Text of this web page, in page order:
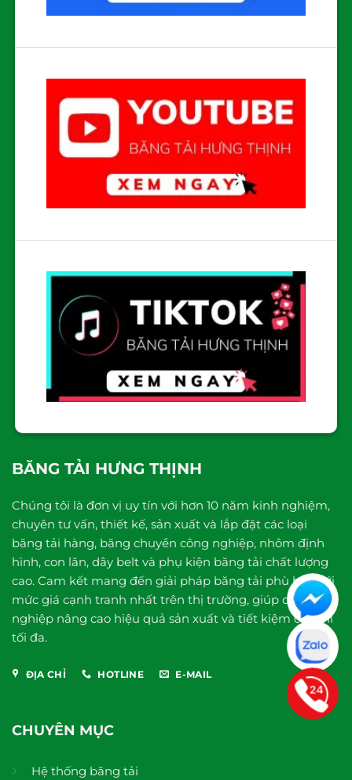
BĂNG TẢI HƯNG THỊNH
Chúng tôi là đơn vị uy tín với hơn 10 năm kinh nghiệm,
chuyên tư vấn, thiết kế, sản xuất và lắp đặt các loại
băng tải hàng, băng chuyền công nghiệp, nhôm định
hình, con lăn, dây belt và phụ kiện băng tải chất lượng
cao. Cam kết mang đến giải pháp băng tải phù hợp với
mức giá cạnh tranh nhất trên thị trường, giúp doanh
nghiệp nâng cao hiệu quả sản xuất và tiết kiệm chi phí
tối đa.
ĐỊA CHỈ HOTLINE E-MAIL
CHUYÊN MỤC
Hệ thống băng tải